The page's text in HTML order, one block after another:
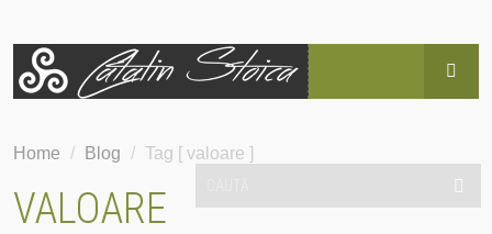
Home / Blog / Tag [ valoare ]
VALOARE